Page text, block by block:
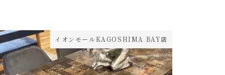
イオンモールKAGOSHIMA BAY店